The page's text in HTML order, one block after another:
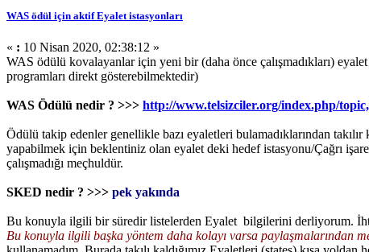
WAS ödül için aktif Eyalet istasyonları
« : 10 Nisan 2020, 02:38:12 »
WAS ödülü kovalayanlar için yeni bir (daha önce çalışmadıkları)
programları direkt gösterebilmektedir)
WAS Ödülü nedir ? >>> http://www.telsizciler.org/index.php/
Ödülü takip edenler genellikle bazı eyaletleri bulamadıklarından
yapabilmek için beklentiniz olan eyalet deki hedef istasyonu/Çağrı
çalışmadığı meçhuldür.
SKED nedir ? >>> pek yakında
Bu konuyla ilgili bir süredir listelerden Eyalet bilgilerini derliyorum.
Bu konuyla ilgili başka yöntem daha kolayı varsa paylaşmalarından